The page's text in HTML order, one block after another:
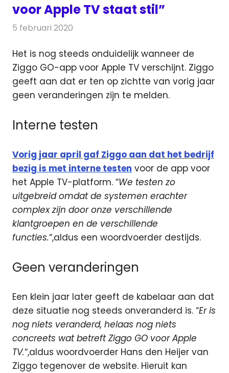
voor Apple TV staat stil”
5 februari 2020
Het is nog steeds onduidelijk wanneer de
Ziggo GO-app voor Apple TV verschijnt. Ziggo
geeft aan dat er ten op zichtte van vorig jaar
geen veranderingen zijn te melden.
Interne testen
Vorig jaar april gaf Ziggo aan dat het bedrijf
bezig is met interne testen voor de app voor
het Apple TV-platform. “We testen zo
uitgebreid omdat de systemen erachter
complex zijn door onze verschillende
klantgroepen en de verschillende
functies.“,aldus een woordvoerder destijds.
Geen veranderingen
Een klein jaar later geeft de kabelaar aan dat
deze situatie nog steeds onveranderd is. “Er is
nog niets veranderd, helaas nog niets
concreets wat betreft Ziggo GO voor Apple
TV.“,aldus woordvoerder Hans den Heijer van
Ziggo tegenover de website. Hieruit kan